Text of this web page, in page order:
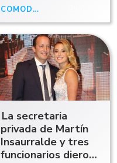
COMODORO
La secretaria
privada de Martín
Insaurralde y tres
funcionarios dieron